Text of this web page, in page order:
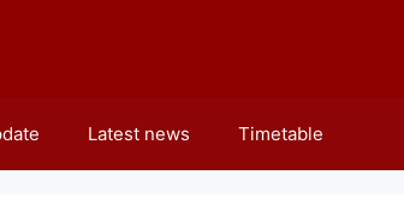
Latest news Timetable